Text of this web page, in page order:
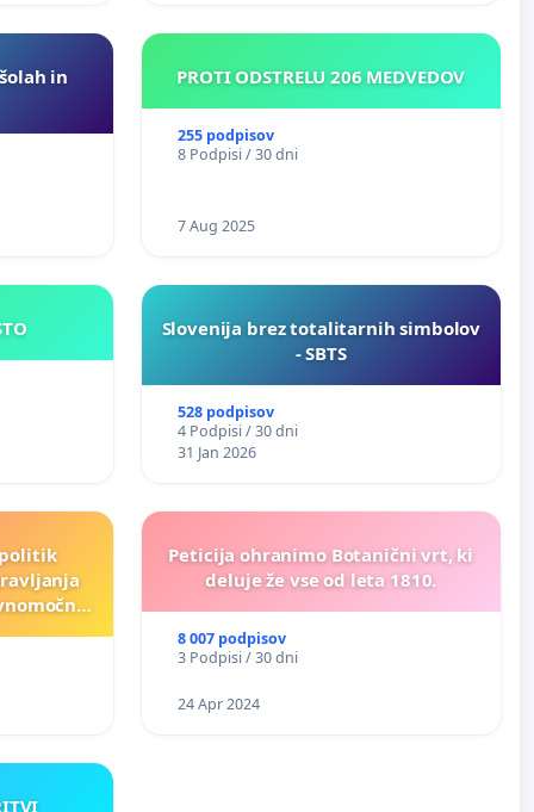
in
PROTI ODSTRELU 206 MEDVEDOV
255 podpisov
8 Podpisi / 30 dni
7 Aug 2025
MESTO
Slovenija brez totalitarnih simbolov
- SBTS
528 podpisov
4 Podpisi / 30 dni
31 Jan 2026
Peticija ohranimo Botanični vrt, ki
deluje že vse od leta 1810.
8 007 podpisov
3 Podpisi / 30 dni
24 Apr 2024